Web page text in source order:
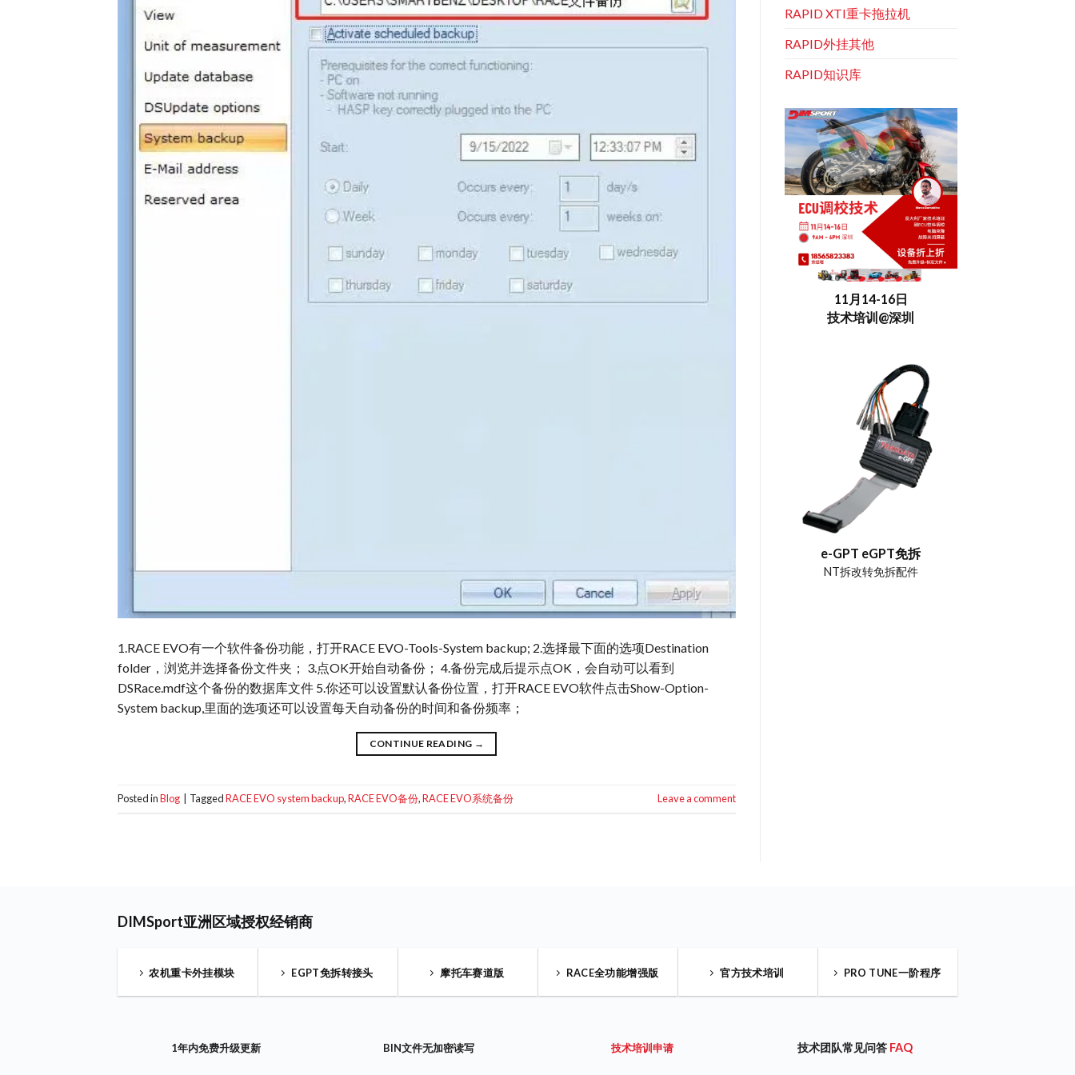
1.RACE EVO有一个软件备份功能，打开RACE EVO-Tools-System backup; 2.选择最下面的选项Destination
folder，浏览并选择备份文件夹； 3.点OK开始自动备份； 4.备份完成后提示点OK，会自动可以看到
DSRace.mdf这个备份的数据库文件 5.你还可以设置默认备份位置，打开RACE EVO软件点击Show-Option-
System backup,里面的选项还可以设置每天自动备份的时间和备份频率；
CONTINUE READING →
Posted inBlog TaggedRACE EVO system backup,RACE EVO备份,RACE EVO系统备份 Leave a comment
RAPID XTI重卡拖拉机
RAPID外挂其他
RAPID知识库
11月14-16日
技术培训@深圳
e-GPT eGPT免拆
NT拆改转免拆配件
DIMSport亚洲区域授权经销商
农机重卡外挂模块 EGPT免拆转接头 摩托车赛道版 RACE全功能增强版 官方技术培训 PRO TUNE一阶程序
1年内免费升级更新 BIN文件无加密读写 技术培训申请 技术团队常见问答 FAQ